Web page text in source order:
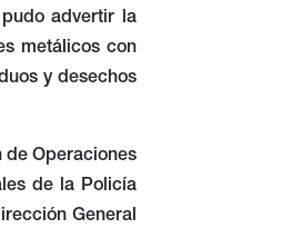
advertir la
metálicos con
y desechos
de Operaciones
de la Policía
General